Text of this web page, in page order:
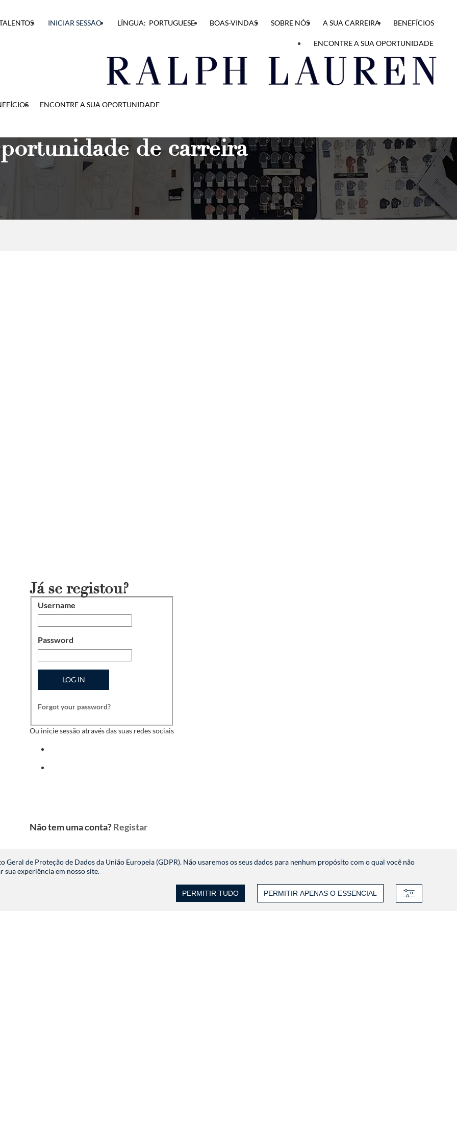
de Proteção de Dados da União Europeia (GDPR). Não usaremos os seus dados para nenhum propósito com o qual você não
sua experiência em nosso site.
PERMITIR TUDO PERMITIR APENAS O ESSENCIAL
ENCONTRE A SUA OPORTUNIDADE
INICIAR SESSÃO LÍNGUA: PORTUGUESE BOAS-VINDAS SOBRE NÓS A SUA CARREIRA BENEFÍCIOS
ENCONTRE A SUA OPORTUNIDADE
de carreira
Já se registou?
Login
Username
Password
LOG IN
Forgot your password?
Ou inicie sessão através das suas redes sociais
Não tem uma conta?Registar